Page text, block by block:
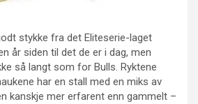
stykke fra det Eliteserie-laget
år siden til det de er i dag, men
så langt som for Bulls. Ryktene
har en stall med en miks av
kanskje mer erfarent enn gammelt –